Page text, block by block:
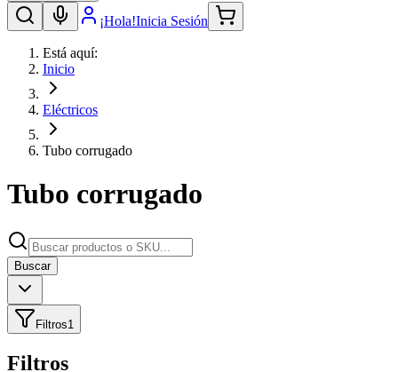
¡Hola!Inicia Sesión
Está aquí:
Inicio
Eléctricos
Tubo corrugado
Tubo corrugado
Buscar
Filtros1
Filtros